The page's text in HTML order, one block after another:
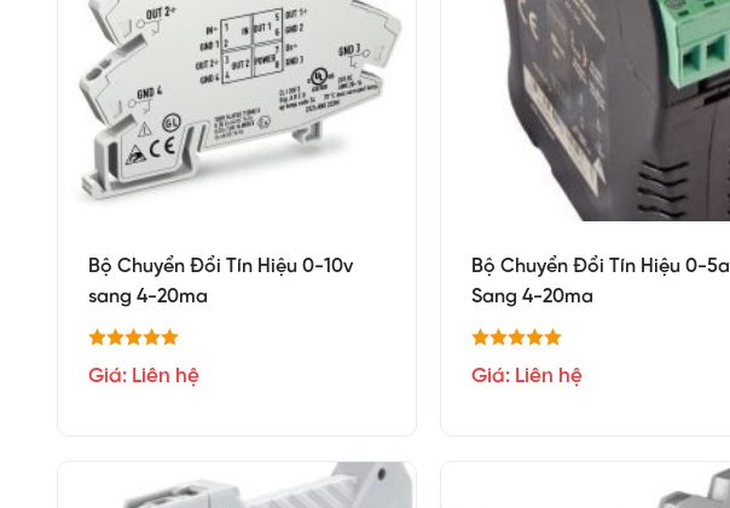
Bộ Chuyển Đổi Tín Hiệu 0-10v
sang 4-20ma
Giá: Liên hệ
Bộ Chuyển Đổi Tín Hiệu 0-5a
Sang 4-20ma
Giá: Liên hệ